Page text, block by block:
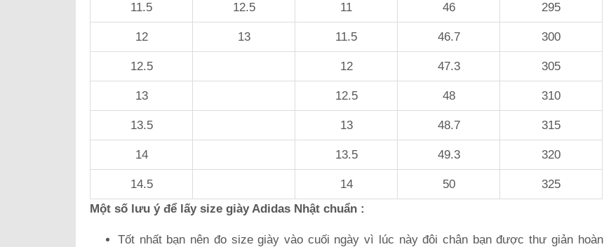
11.5 12.5 11 46 295
12 13 11.5 46.7 300
12.5 12 47.3 305
13 12.5 48 310
13.5 13 48.7 315
14 13.5 49.3 320
14.5 14 50
325
Một số lưu ý để lấy size giày Adidas Nhật chuẩn :
Tốt nhất bạn nên đo size giày vào cuối ngày vì lúc này đôi chân bạn được thư giản hoàn